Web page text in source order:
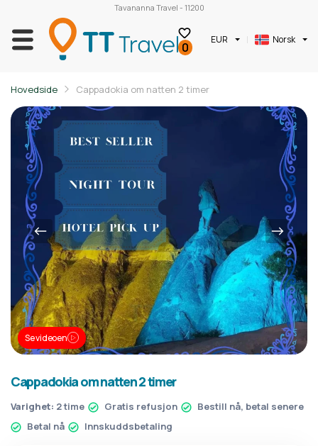
Tavananna Travel - 11200
0 EUR Norsk
Hovedside Cappadokia om natten 2 timer
Se videoen
Cappadokia om natten 2 timer
Varighet: 2 time Gratis refusjon
Bestill nå, betal senere
Betal nå
Innskuddsbetaling